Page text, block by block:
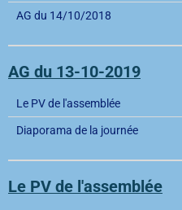
AG du 14/10/2018
AG du 13-10-2019
Le PV de l'assemblée
Diaporama de la journée
Le PV de l'assemblée